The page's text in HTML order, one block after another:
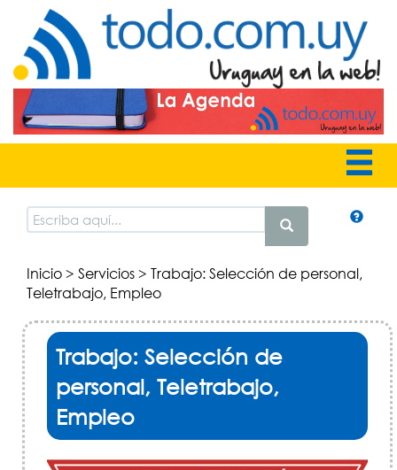
Inicio> Servicios> Trabajo: Selección de personal,
Teletrabajo, Empleo
Trabajo: Selección de
personal, Teletrabajo,
Empleo